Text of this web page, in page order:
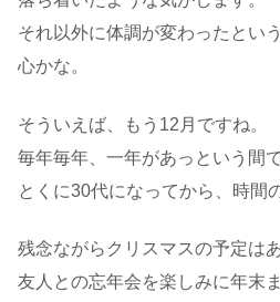
それ以外に体調が変わったとい
心かな。
そういえば、もう12月ですね。
毎年毎年、一年があっという間で
とくに30代になってから、時間
残念ながらクリスマスの予定は
友人との忘年会を楽しみに年末